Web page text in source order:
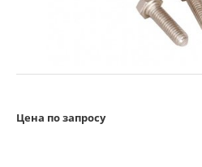
Цена по запросу